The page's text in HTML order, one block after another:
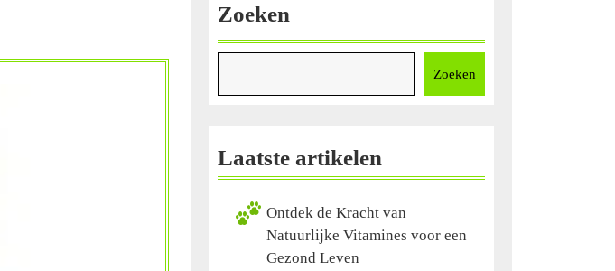
Zoeken
Zoeken
Laatste artikelen
Ontdek de Kracht van
Natuurlijke Vitamines voor een
Gezond Leven